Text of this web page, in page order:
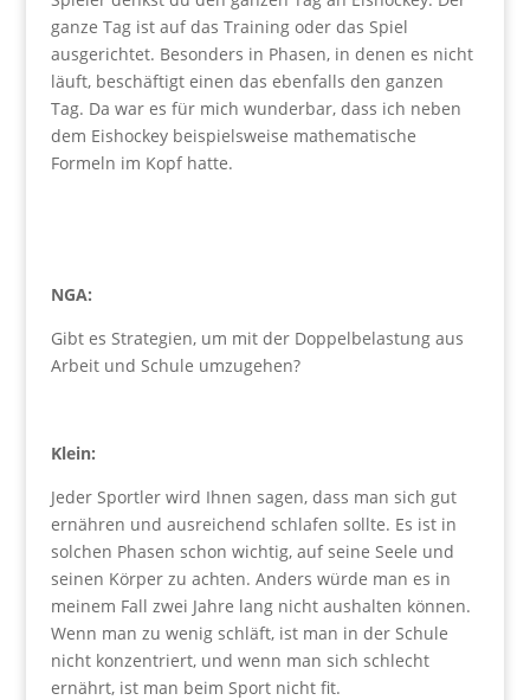
ganze Tag ist auf das Training oder das Spiel
ausgerichtet. Besonders in Phasen, in denen es nicht
läuft, beschäftigt einen das ebenfalls den ganzen
Tag. Da war es für mich wunderbar, dass ich neben
dem Eishockey beispielsweise mathematische
Formeln im Kopf hatte.
NGA:
Gibt es Strategien, um mit der Doppelbelastung aus
Arbeit und Schule umzugehen?
Klein:
Jeder Sportler wird Ihnen sagen, dass man sich gut
ernähren und ausreichend schlafen sollte. Es ist in
solchen Phasen schon wichtig, auf seine Seele und
seinen Körper zu achten. Anders würde man es in
meinem Fall zwei Jahre lang nicht aushalten können.
Wenn man zu wenig schläft, ist man in der Schule
nicht konzentriert, und wenn man sich schlecht
ernährt, ist man beim Sport nicht fit.